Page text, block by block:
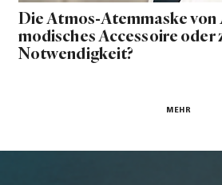
Die Atmos-Atemmaske von
modisches Accessoire oder
Notwendigkeit?
MEHR